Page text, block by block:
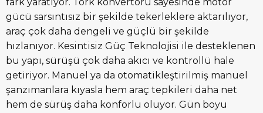
fark yaratıyor. Tork konvertörü sayesinde motor
gücü sarsıntısız bir şekilde tekerleklere aktarılıyor,
araç çok daha dengeli ve güçlü bir şekilde
hızlanıyor. Kesintisiz Güç Teknolojisi ile desteklenen
bu yapı, sürüşü çok daha akıcı ve kontrollü hale
getiriyor. Manuel ya da otomatikleştirilmiş manuel
şanzımanlara kıyasla hem araç tepkileri daha net
hem de sürüş daha konforlu oluyor. Gün boyu